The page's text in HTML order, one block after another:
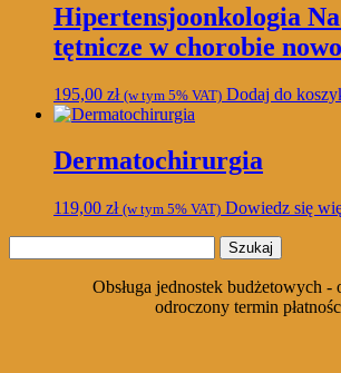
Hipertensjoonkologia
tętnicze w chorobie
195,00 zł (w tym 5% VAT) Dodaj do
Dermatochirurgia
119,00 zł (w tym 5% VAT) Dowiedz się
Obsługa jednostek budżetowych -
odroczony termin